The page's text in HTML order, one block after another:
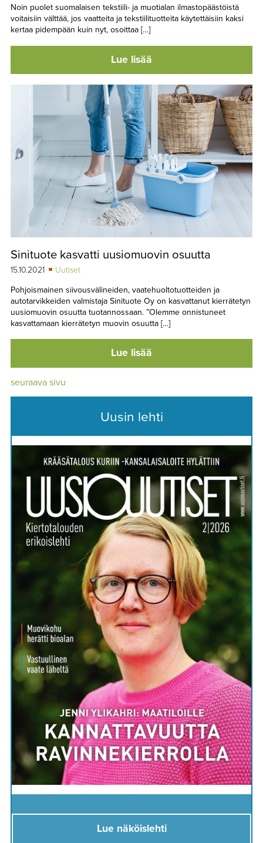
Noin puolet suomalaisen tekstiili- ja muotialan ilmastopäästöistä
voitaisiin välttää, jos vaatteita ja tekstiilituotteita käytettäisiin kaksi
kertaa pidempään kuin nyt, osoittaa […]
Lue lisää
Sinituote kasvatti uusiomuovin osuutta
15.10.2021
Uutiset
Pohjoismainen siivousvälineiden, vaatehuoltotuotteiden ja
autotarvikkeiden valmistaja Sinituote Oy on kasvattanut kierrätetyn
uusiomuovin osuutta tuotannossaan. ”Olemme onnistuneet
kasvattamaan kierrätetyn muovin osuutta […]
Lue lisää
seuraava sivu
Uusin lehti
Lue näköislehti